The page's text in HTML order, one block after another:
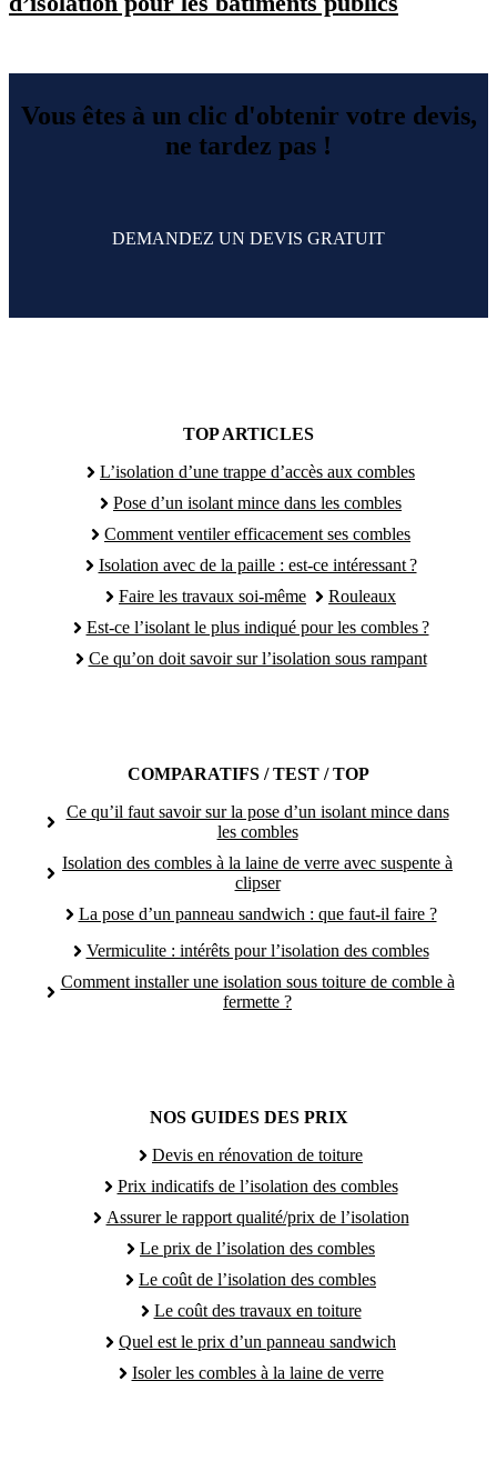
Vous êtes à un clic d'obtenir votre devis,
ne tardez pas !
DEMANDEZ UN DEVIS GRATUIT
TOP ARTICLES
L’isolation d’une trappe d’accès aux combles
Pose d’un isolant mince dans les combles
Comment ventiler efficacement ses combles
Isolation avec de la paille : est-ce intéressant ?
Faire les travaux soi-même
Rouleaux
Est-ce l’isolant le plus indiqué pour les combles ?
Ce qu’on doit savoir sur l’isolation sous rampant
COMPARATIFS / TEST / TOP
Ce qu’il faut savoir sur la pose d’un isolant mince dans
les combles
Isolation des combles à la laine de verre avec suspente à
clipser
La pose d’un panneau sandwich : que faut-il faire ?
Vermiculite : intérêts pour l’isolation des combles
Comment installer une isolation sous toiture de comble à
fermette ?
NOS GUIDES DES PRIX
Devis en rénovation de toiture
Prix indicatifs de l’isolation des combles
Assurer le rapport qualité/prix de l’isolation
Le prix de l’isolation des combles
Le coût de l’isolation des combles
Le coût des travaux en toiture
Quel est le prix d’un panneau sandwich
Isoler les combles à la laine de verre